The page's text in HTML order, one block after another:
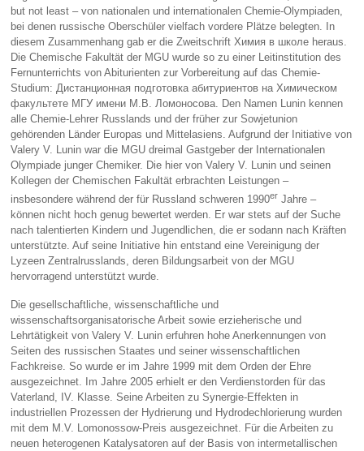
but not least – von nationalen und internationalen Chemie-Olympiaden,
bei denen russische Oberschüler vielfach vordere Plätze belegten. In
diesem Zusammenhang gab er die Zweitschrift Химия в школе heraus.
Die Chemische Fakultät der MGU wurde so zu einer Leitinstitution des
Fernunterrichts von Abiturienten zur Vorbereitung auf das Chemie-
Studium: Дистанционная подготовка абитуриентов на Химическом
факультете МГУ имени М.В. Ломоносова. Den Namen Lunin kennen
alle Chemie-Lehrer Russlands und der früher zur Sowjetunion
gehörenden Länder Europas und Mittelasiens. Aufgrund der Initiative von
Valery V. Lunin war die MGU dreimal Gastgeber der Internationalen
Olympiade junger Chemiker. Die hier von Valery V. Lunin und seinen
Kollegen der Chemischen Fakultät erbrachten Leistungen –
insbesondere während der für Russland schweren 1990er Jahre –
können nicht hoch genug bewertet werden. Er war stets auf der Suche
nach talentierten Kindern und Jugendlichen, die er sodann nach Kräften
unterstützte. Auf seine Initiative hin entstand eine Vereinigung der
Lyzeen Zentralrusslands, deren Bildungsarbeit von der MGU
hervorragend unterstützt wurde.
Die gesellschaftliche, wissenschaftliche und
wissenschaftsorganisatorische Arbeit sowie erzieherische und
Lehrtätigkeit von Valery V. Lunin erfuhren hohe Anerkennungen von
Seiten des russischen Staates und seiner wissenschaftlichen
Fachkreise. So wurde er im Jahre 1999 mit dem Orden der Ehre
ausgezeichnet. Im Jahre 2005 erhielt er den Verdienstorden für das
Vaterland, IV. Klasse. Seine Arbeiten zu Synergie-Effekten in
industriellen Prozessen der Hydrierung und Hydrodechlorierung wurden
mit dem M.V. Lomonossow-Preis ausgezeichnet. Für die Arbeiten zu
neuen heterogenen Katalysatoren auf der Basis von intermetallischen